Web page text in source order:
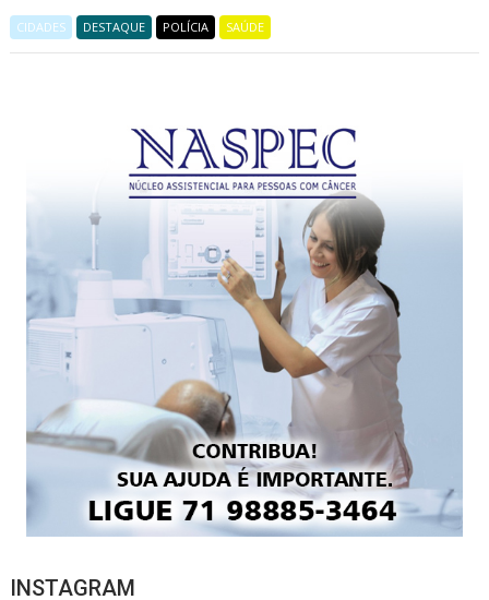
CIDADES DESTAQUE POLÍCIA SAÚDE
INSTAGRAM